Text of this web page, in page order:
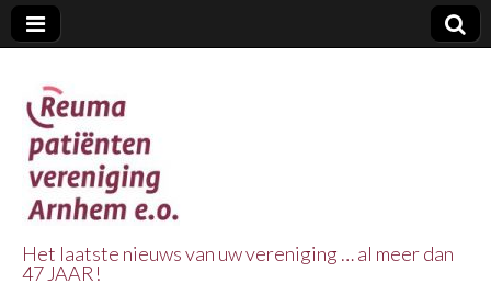
Het laatste nieuws van uw vereniging … al meer dan
47 JAAR!